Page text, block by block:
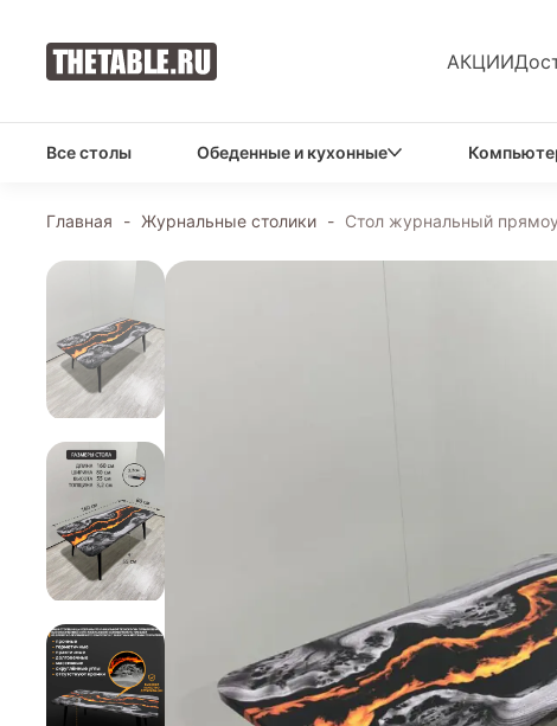
АКЦИИ
Все столы Обеденные и кухонные
Главная - Журнальные столики - Стол журнальный